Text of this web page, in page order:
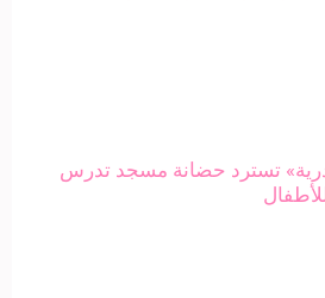
تسترد حضانة مسجد تدرس